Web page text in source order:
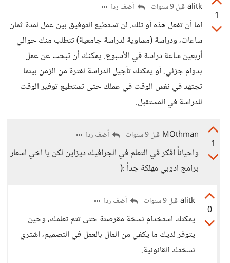
1
alitk قبل 9 سنوات أضف ردا
إما أن تفعل هذه أو تلك. لن تستطيع التوفيق بين عمل لمدة ثمان
ساعات، ودراسة (مساوية لدراسة جامعية) تتطلب منك حوالي
أربعين ساعة دراسة في الأسبوع. يمكنك أن تبحث عن عمل
بدوام جزئي. أو يمكنك تأجيل الدراسة لفترة من الزمن بينما
تجتهد في نفس الوقت في عملك حتى تستطيع توفير الوقت
للدراسة في المستقبل.
1
MOthman قبل 9 سنوات أضف ردا
واحياناً افكر في التعلم في الجرافيك ديزاين لكن يا اخي اسعار
برامج ادوبي مهلكة جداً :(
0
alitk قبل 9 سنوات أضف ردا
يمكنك استخدام نسخة مقرصنة حتى تتم تعلمك، وحين
يتوفر لديك ما يكفي من المال بالعمل في التصميم، اشتري
نسختك القانونية.